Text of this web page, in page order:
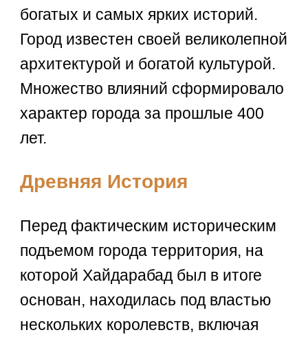
богатых и самых ярких историй.
Город известен своей великолепной
архитектурой и богатой культурой.
Множество влияний сформировало
характер города за прошлые 400
лет.
Древняя История
Перед фактическим историческим
подъемом города территория, на
которой Хайдарабад был в итоге
основан, находилась под властью
нескольких королевств, включая